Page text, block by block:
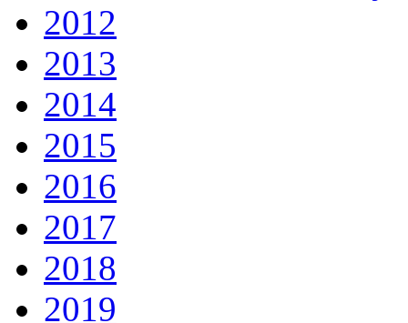
2012
2013
2014
2015
2016
2017
2018
2019